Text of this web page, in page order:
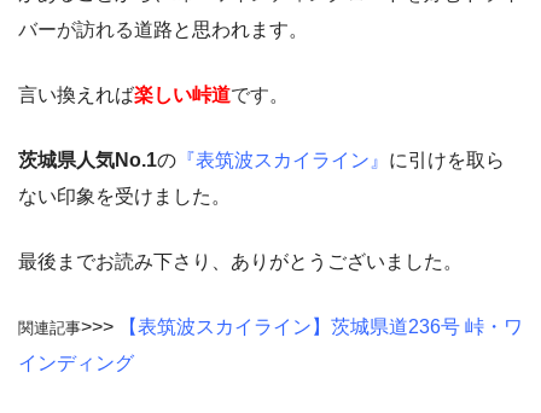
バーが訪れる道路と思われます。
言い換えれば楽しい峠道です。
茨城県人気No.1の 『表筑波スカイライン』 に引けを取ら
ない印象を受けました。
最後までお読み下さり、ありがとうございました。
関連記事>>>
【表筑波スカイライン】茨城県道236号 峠・ワ
インディング